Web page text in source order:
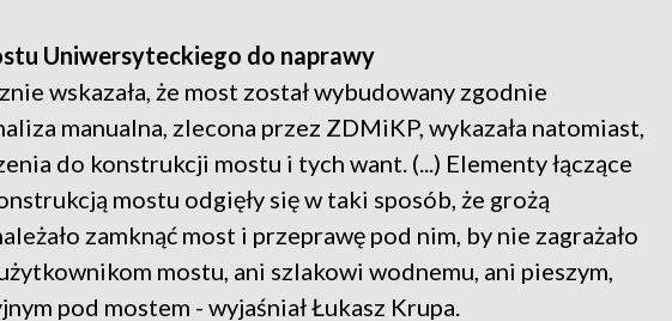
Uniwersyteckiego do naprawy
wskazała, że most został wybudowany zgodnie
manualna, zlecona przez ZDMiKP, wykazała natomiast,
do konstrukcji mostu i tych want. (...) Elementy łączące
mostu odgięły się w taki sposób, że grożą
zamknąć most i przeprawę pod nim, by nie zagrażało
mostu, ani szlakowi wodnemu, ani pieszym,
pod mostem - wyjaśniał Łukasz Krupa.